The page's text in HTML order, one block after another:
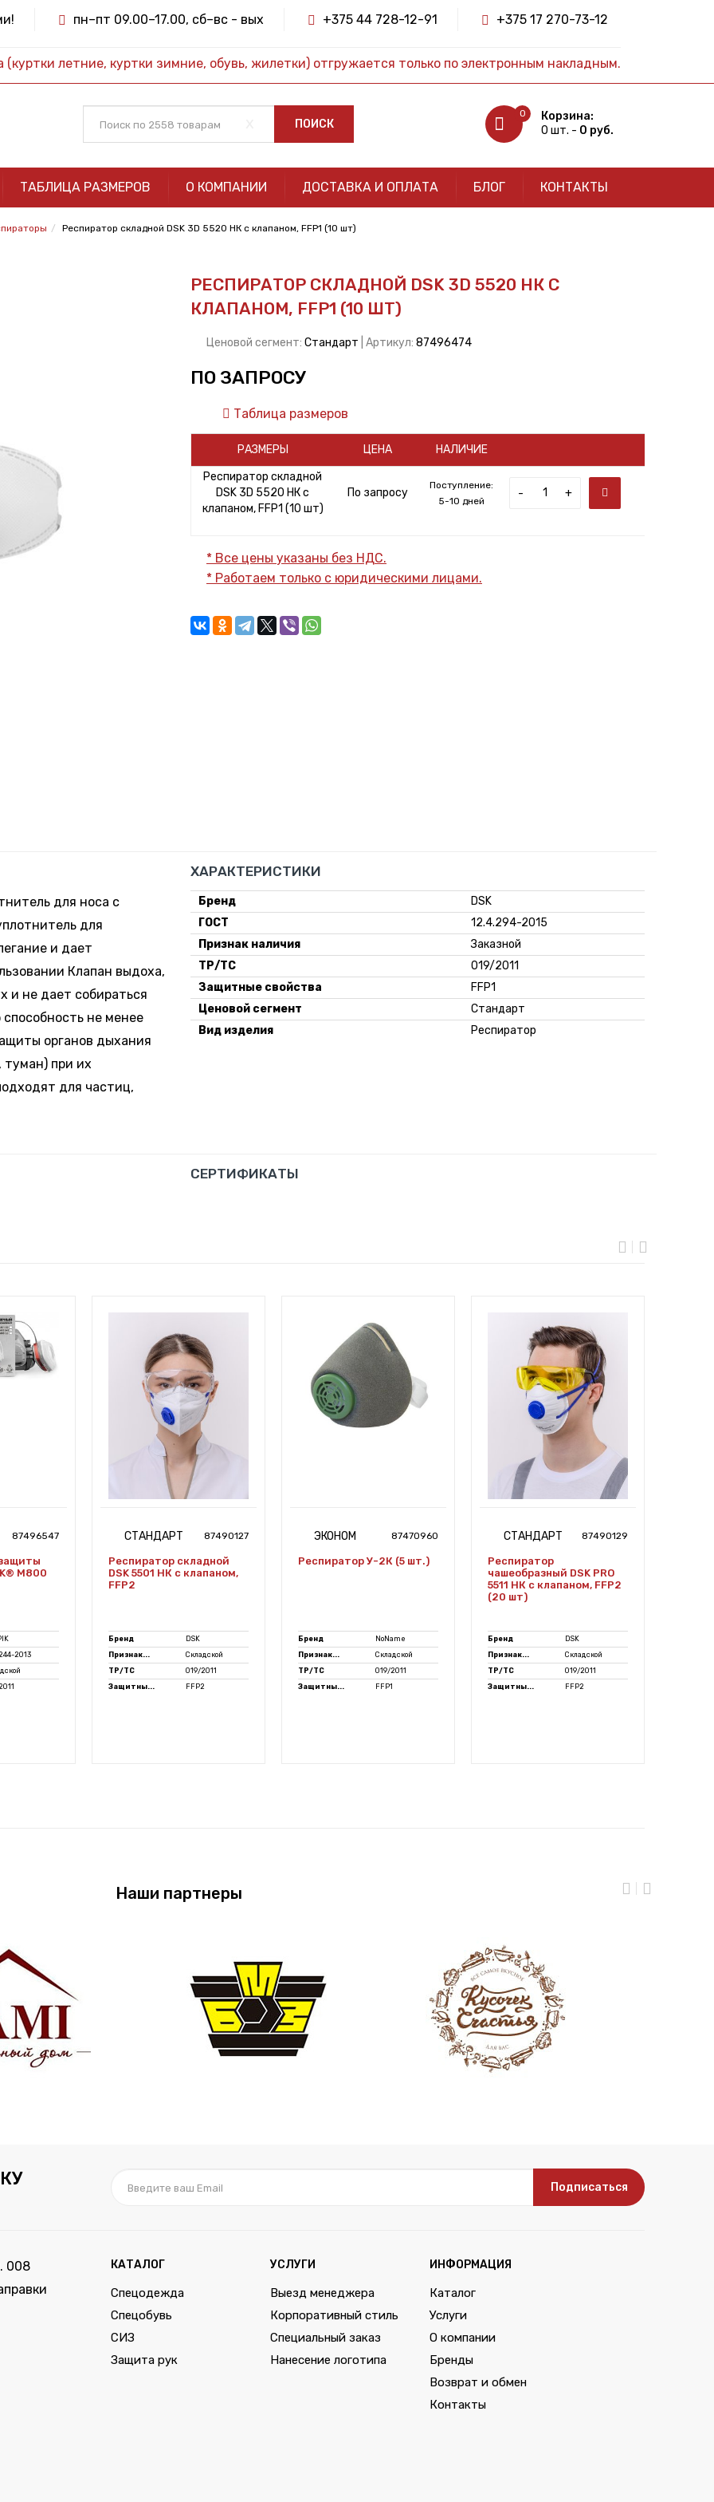
пн–пт 09.00–17.00, сб–вс - вых +375 44 728-12-91 +375 17 270-73-12
(куртки летние, куртки зимние, обувь, жилетки) отгружается только по электронным накладным.
ПОИСК
0
Корзина:
0 шт. - 0 руб.
ТАБЛИЦА РАЗМЕРОВ О КОМПАНИИ ДОСТАВКА И ОПЛАТА БЛОГ КОНТАКТЫ
Респиратор складной DSK 3D 5520 НК с клапаном, FFP1 (10 шт)
РЕСПИРАТОР СКЛАДНОЙ DSK 3D 5520 НК С
КЛАПАНОМ, FFP1 (10 ШТ)
Ценовой сегмент: Стандарт | Артикул: 87496474
ПО ЗАПРОСУ
Таблица размеров
РАЗМЕРЫ ЦЕНА
НАЛИЧИЕ
Респиратор складной
DSK 3D 5520 НК с
клапаном, FFP1 (10 шт)
По запросу
Поступление:
5-10 дней
- +
* Все цены указаны без НДС.
* Работаем только с юридическими лицами.
для носа с
для
и дает
Клапан выдоха,
и не дает собираться
не менее
органов дыхания
туман) при их
для частиц,
ХАРАКТЕРИСТИКИ
Бренд
DSK
ГОСТ
12.4.294-2015
Признак наличия
Заказной
ТР/ТС
019/2011
Защитные свойства
FFP1
Ценовой сегмент
Стандарт
Вид изделия
Респиратор
СЕРТИФИКАТЫ
87496547
M800
2013
СТАНДАРТ 87490127
Респиратор складной
DSK 5501 НК с клапаном,
FFP2
Бренд
DSK
Признак...
Складской
ТР/ТС
019/2011
Защитны...
FFP2
ЭКОНОМ 87470960
Респиратор У-2К (5 шт.)
Бренд
NoName
Признак...
Складской
ТР/ТС
019/2011
Защитны...
FFP1
СТАНДАРТ 87490129
Респиратор
чашеобразный DSK PRO
5511 НК с клапаном, FFP2
(20 шт)
Бренд
DSK
Признак...
Складской
ТР/ТС
019/2011
Защитны...
FFP2
Наши партнеры
Подписаться
008
КАТАЛОГ
Спецодежда
Спецобувь
СИЗ
Защита рук
УСЛУГИ
Выезд менеджера
Корпоративный стиль
Специальный заказ
Нанесение логотипа
ИНФОРМАЦИЯ
Каталог
Услуги
О компании
Бренды
Возврат и обмен
Контакты